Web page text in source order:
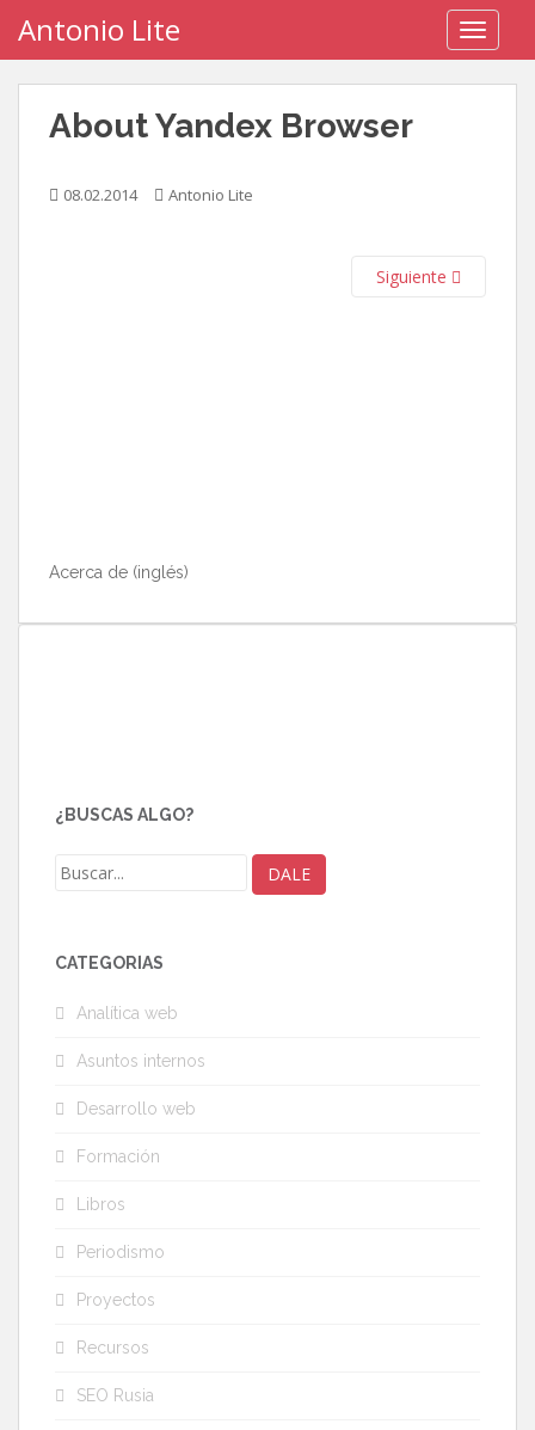
i
Antonio Lite
About Yandex Browser
08.02.2014 Antonio Lite
Siguiente
Acerca de (inglés)
¿BUSCAS ALGO?
CATEGORÍAS
Analítica web
Asuntos internos
Desarrollo web
Formación
Libros
Periodismo
Proyectos
Recursos
SEO Rusia